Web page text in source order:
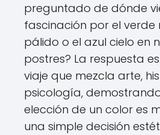
preguntado de dónde
fascinación por el verde
pálido o el azul cielo en
postres? La respuesta
viaje que mezcla arte,
psicología,
elección de un color es
una simple decisión